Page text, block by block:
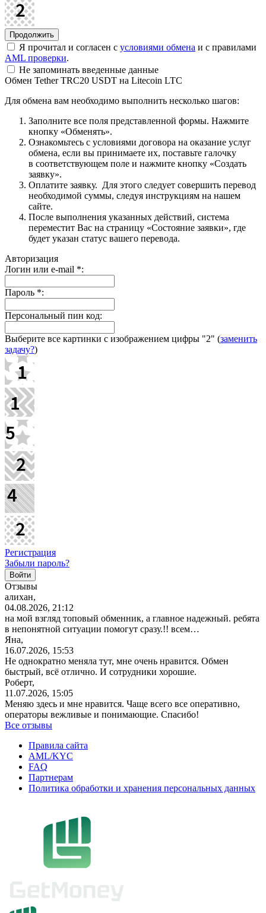
Я прочитал и согласен с условиями обмена и с правилами
AML проверки.
Не запоминать введенные данные
Обмен Tether TRC20 USDT на Litecoin LTC
Для обмена вам необходимо выполнить несколько шагов:
Заполните все поля представленной формы. Нажмите
кнопку «Обменять».
Ознакомьтесь с условиями договора на оказание услуг
обмена, если вы принимаете их, поставьте галочку
в соответствующем поле и нажмите кнопку «Создать
заявку».
Оплатите заявку. Для этого следует совершить перевод
необходимой суммы, следуя инструкциям на нашем
сайте.
После выполнения указанных действий, система
переместит Вас на страницу «Состояние заявки», где
будет указан статус вашего перевода.
Авторизация
Логин или e-mail *:
Пароль *:
Персональный пин код:
Выберите все картинки с изображением цифры "2" (заменить
задачу?)
Регистрация
Забыли пароль?
Отзывы
алихан,
04.08.2026, 21:12
на мой взгляд топовый обменник, а главное надежный. ребята
в непонятной ситуации помогут сразу.!! всем…
Яна,
16.07.2026, 15:53
Не однократно меняла тут, мне очень нравится. Обмен
быстрый, всё отлично. И сотрудники хорошие.
Роберт,
11.07.2026, 15:05
Меняю здесь и мне нравится. Чаще всего все оперативно,
операторы вежливые и понимающие. Спасибо!
Все отзывы
Правила сайта
AML/KYC
FAQ
Партнерам
Политика обработки и хранения персональных данных